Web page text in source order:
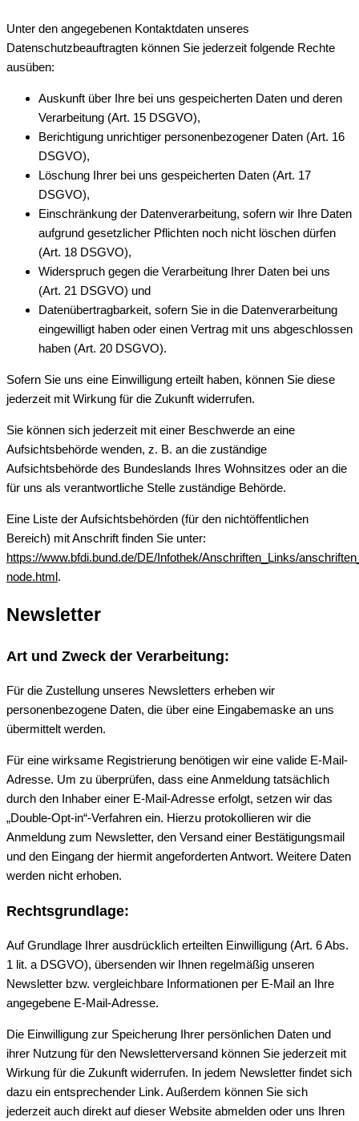
Unter den angegebenen Kontaktdaten unseres
Datenschutzbeauftragten können Sie jederzeit folgende Rechte
ausüben:
Auskunft über Ihre bei uns gespeicherten Daten und deren
Verarbeitung (Art. 15 DSGVO),
Berichtigung unrichtiger personenbezogener Daten (Art. 16
DSGVO),
Löschung Ihrer bei uns gespeicherten Daten (Art. 17
DSGVO),
Einschränkung der Datenverarbeitung, sofern wir Ihre Daten
aufgrund gesetzlicher Pflichten noch nicht löschen dürfen
(Art. 18 DSGVO),
Widerspruch gegen die Verarbeitung Ihrer Daten bei uns
(Art. 21 DSGVO) und
Datenübertragbarkeit, sofern Sie in die Datenverarbeitung
eingewilligt haben oder einen Vertrag mit uns abgeschlossen
haben (Art. 20 DSGVO).
Sofern Sie uns eine Einwilligung erteilt haben, können Sie diese
jederzeit mit Wirkung für die Zukunft widerrufen.
Sie können sich jederzeit mit einer Beschwerde an eine
Aufsichtsbehörde wenden, z. B. an die zuständige
Aufsichtsbehörde des Bundeslands Ihres Wohnsitzes oder an die
für uns als verantwortliche Stelle zuständige Behörde.
Eine Liste der Aufsichtsbehörden (für den nichtöffentlichen
Bereich) mit Anschrift finden Sie unter:
https://www.bfdi.bund.de/DE/Infothek/Anschriften_Links/
node.html.
Newsletter
Art und Zweck der Verarbeitung:
Für die Zustellung unseres Newsletters erheben wir
personenbezogene Daten, die über eine Eingabemaske an uns
übermittelt werden.
Für eine wirksame Registrierung benötigen wir eine valide E-Mail-
Adresse. Um zu überprüfen, dass eine Anmeldung tatsächlich
durch den Inhaber einer E-Mail-Adresse erfolgt, setzen wir das
„Double-Opt-in“-Verfahren ein. Hierzu protokollieren wir die
Anmeldung zum Newsletter, den Versand einer Bestätigungsmail
und den Eingang der hiermit angeforderten Antwort. Weitere Daten
werden nicht erhoben.
Rechtsgrundlage:
Auf Grundlage Ihrer ausdrücklich erteilten Einwilligung (Art. 6 Abs.
1 lit. a DSGVO), übersenden wir Ihnen regelmäßig unseren
Newsletter bzw. vergleichbare Informationen per E-Mail an Ihre
angegebene E-Mail-Adresse.
Die Einwilligung zur Speicherung Ihrer persönlichen Daten und
ihrer Nutzung für den Newsletterversand können Sie jederzeit mit
Wirkung für die Zukunft widerrufen. In jedem Newsletter findet sich
dazu ein entsprechender Link. Außerdem können Sie sich
jederzeit auch direkt auf dieser Website abmelden oder uns Ihren